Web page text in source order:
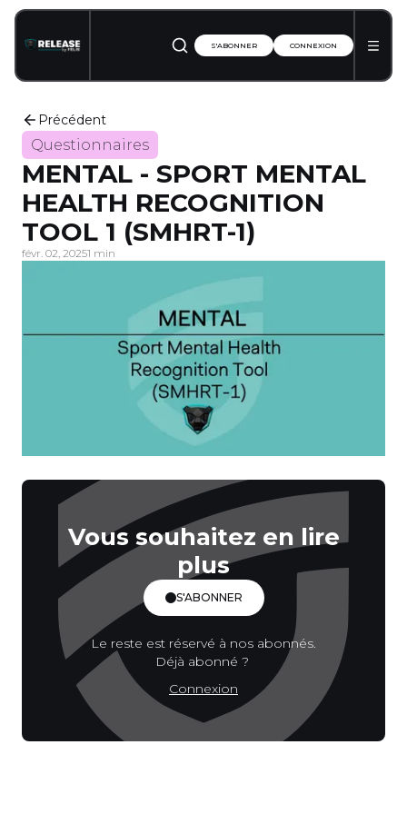
S'ABONNER CONNEXION
Précédent
Questionnaires
MENTAL - SPORT MENTAL
HEALTH RECOGNITION
TOOL 1 (SMHRT-1)
févr. 02, 20251 min
Vous souhaitez en lire
plus
S'ABONNER
Le reste est réservé à nos abonnés.
Déjà abonné ?
Connexion